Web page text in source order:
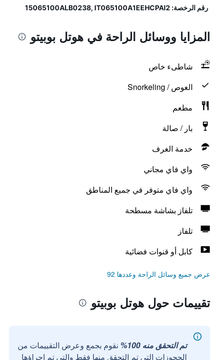
رقم الرخصة: 15065100ALB0238, IT065100A1EEHCPAI2
المزايا ووسائل الراحة في هوتل بوبيتو
شاطىء خاص
الغوص / Snorkeling
مطعم
بار / صالة
خدمة الغرف
واي فاي مجاني
واي فاي متوفر في جميع المناطق
تلفاز بشاشة مسطحة
تلفاز
كابل أو قنوات فضائية
عرض جميع وسائل الراحة وعددها 92
تقييمات حول هوتل بوبيتو
تم التحقق منه 100%
نقوم بجمع وعرض التقييمات من
الحجوزات التي تم التحقق منها فقط والتي تم إجراؤها